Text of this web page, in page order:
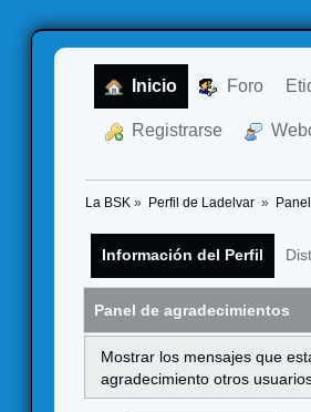
Inicio Foro
Registrarse
La BSK » Perfil de Ladelvar »
Información del Perfil
Panel de agradecimientos
Mostrar los mensajes que
agradecimiento otros